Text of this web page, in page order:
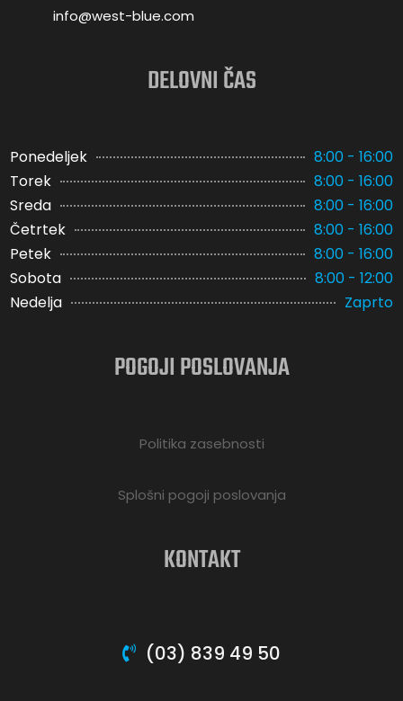
info@west-blue.com
DELOVNI ČAS
Ponedeljek
8:00 - 16:00
Torek
8:00 - 16:00
Sreda
8:00 - 16:00
Četrtek
8:00 - 16:00
Petek
8:00 - 16:00
Sobota
8:00 - 12:00
Nedelja
Zaprto
POGOJI POSLOVANJA
Politika zasebnosti
Splošni pogoji poslovanja
KONTAKT
(03) 839 49 50